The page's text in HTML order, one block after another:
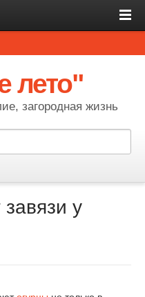
лето"
загородная жизнь
у